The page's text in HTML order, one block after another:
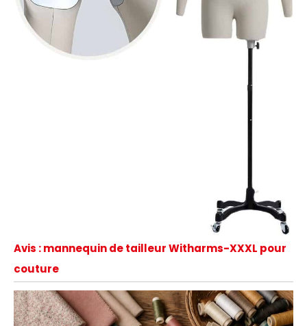
Avis : mannequin de tailleur Witharms-XXXL pour
couture